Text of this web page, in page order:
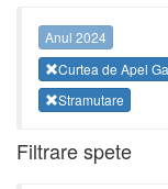
Anul 2024
Curtea de Apel
Stramutare
Filtrare spete